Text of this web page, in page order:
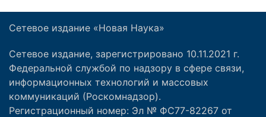
Сетевое издание «Новая Наука»
Сетевое издание, зарегистрировано 10.11.2021 г.
Федеральной службой по надзору в сфере связи,
информационных технологий и массовых
коммуникаций (Роскомнадзор).
Регистрационный номер: Эл № ФС77-82267 от